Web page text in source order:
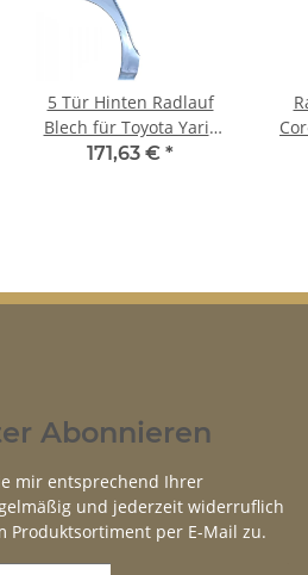
5 Tür Hinten Radlauf
Blech für Toyota Yaris
2006 - 2011 rechts
171,63 € *
Abonnieren
mir entsprechend Ihrer
und jederzeit widerruflich
Produktsortiment per E-Mail zu.